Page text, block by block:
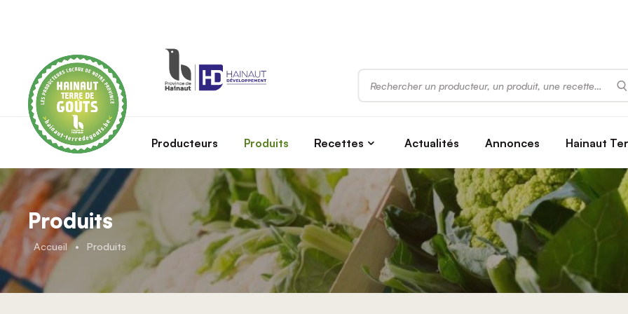
Rechercher
Producteurs Produits Recettes Actualités Annonces Hainaut
Produits
Accueil • Produits